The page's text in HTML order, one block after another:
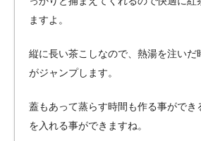
ますよ。
縦に長い茶こしなので、熱湯を注いだ
がジャンプします。
蓋もあって蒸らす時間も作る事ができ
を入れる事ができますね。